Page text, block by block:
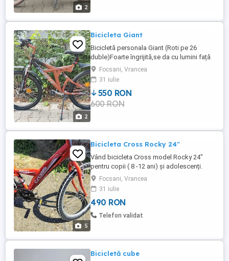
2
2
Bicicleta Giant
Bicicletă personala Giant (Roti pe 26
duble)Foarte îngrijită,se da cu lumini față
spate plus antifurt!Predare personala in
zonă!
Focsani, Vrancea
31 iulie
550 RON
600 RON
5
Bicicleta Cross Rocky 24"
Vând bicicleta Cross model Rocky 24"
pentru copii ( 8 -12 ani) și adolescenți.
Bicicleta este într-o stare excelenta,
folosita foarte puțin.
Focsani, Vrancea
31 iulie
490 RON
Telefon validat
Bicicletă cube